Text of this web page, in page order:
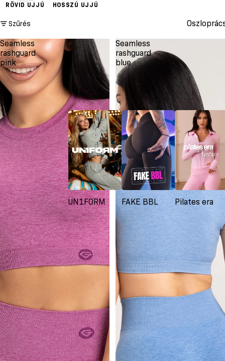
UN1FORM FAKE BBL Pilates era
RÖVID UJJÚ HOSSZÚ UJJÚ
Szűrés
Seamless
rashguard
pink
Seamless
rashguard
blue